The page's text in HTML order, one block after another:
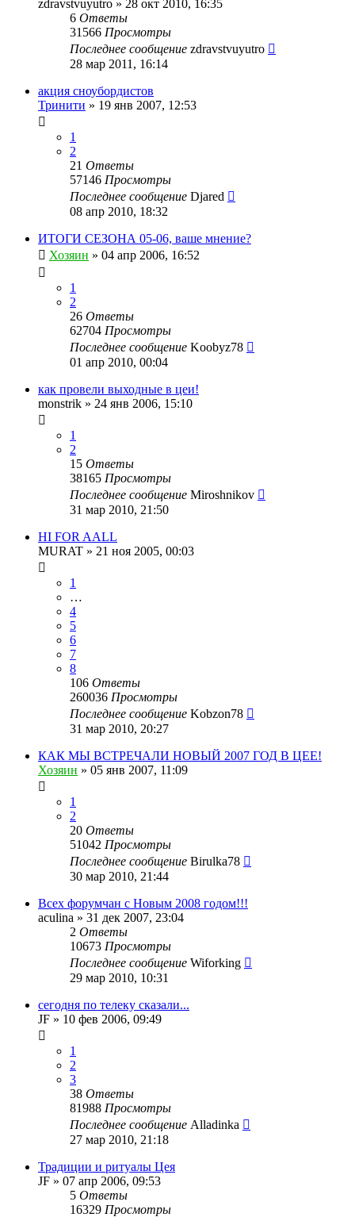
zdravstvuyutro » 28 окт 2010, 16:35
6 Ответы
31566 Просмотры
Последнее сообщение zdravstvuyutro
28 мар 2011, 16:14
акция сноубордистов
Тринити » 19 янв 2007, 12:53
1
2
21 Ответы
57146 Просмотры
Последнее сообщение Djared
08 апр 2010, 18:32
ИТОГИ СЕЗОНА 05-06, ваше мнение?
Хозяин » 04 апр 2006, 16:52
1
2
26 Ответы
62704 Просмотры
Последнее сообщение Koobyz78
01 апр 2010, 00:04
как провели выходные в цеи!
monstrik » 24 янв 2006, 15:10
1
2
15 Ответы
38165 Просмотры
Последнее сообщение Miroshnikov
31 мар 2010, 21:50
HI FOR AALL
MURAT » 21 ноя 2005, 00:03
1
…
4
5
6
7
8
106 Ответы
260036 Просмотры
Последнее сообщение Kobzon78
31 мар 2010, 20:27
КАК МЫ ВСТРЕЧАЛИ НОВЫЙ 2007 ГОД В ЦЕЕ!
Хозяин » 05 янв 2007, 11:09
1
2
20 Ответы
51042 Просмотры
Последнее сообщение Birulka78
30 мар 2010, 21:44
Всех форумчан с Новым 2008 годом!!!
aculina » 31 дек 2007, 23:04
2 Ответы
10673 Просмотры
Последнее сообщение Wiforking
29 мар 2010, 10:31
сегодня по телеку сказали...
JF » 10 фев 2006, 09:49
1
2
3
38 Ответы
81988 Просмотры
Последнее сообщение Alladinka
27 мар 2010, 21:18
Традиции и ритуалы Цея
JF » 07 апр 2006, 09:53
5 Ответы
16329 Просмотры